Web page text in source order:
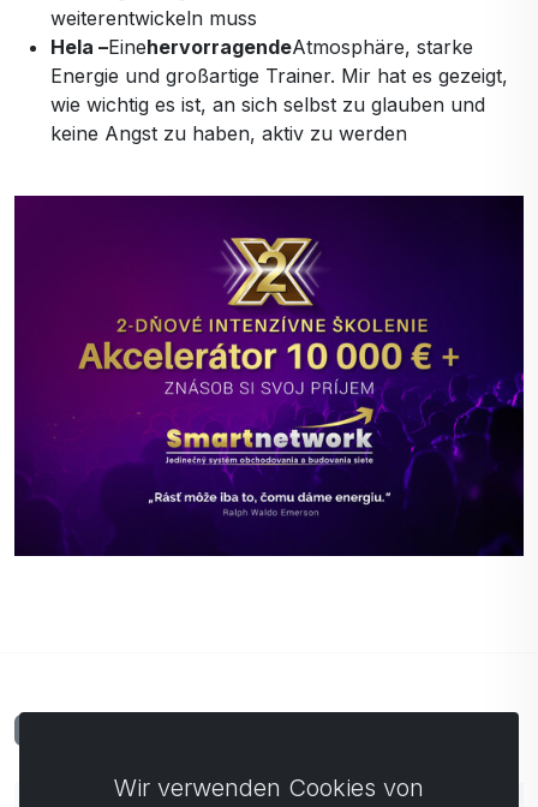
weiterentwickeln muss
Hela –EinehervorragendeAtmosphäre, starke
Energie und großartige Trainer. Mir hat es gezeigt,
wie wichtig es ist, an sich selbst zu glauben und
keine Angst zu haben, aktiv zu werden
Wir verwenden Cookies von